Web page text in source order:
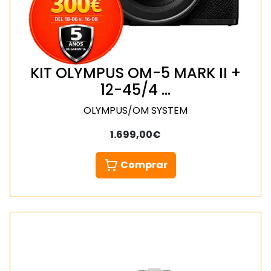
KIT OLYMPUS OM-5 MARK II +
12-45/4 …
OLYMPUS/OM SYSTEM
1.699,00€
Comprar